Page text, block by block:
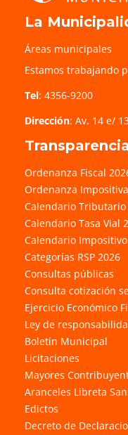
La
Áreas municipales
Estamos trabajando
Tel: 4356-9200
Dirección: Av. 14 e/
Ordenanza Fiscal
Ordenanza
Calendario Tributario
Calendario Tasa Vial
Calendario
Categorías RSP 2026
Consultas públicas
Consulta cotización
Ejercicio Económico
Ley de
Boletín Municipal
Licitaciones
Mayores
Aranceles Libreta
Edictos
Decreto de